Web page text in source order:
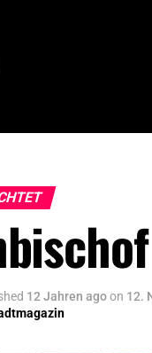
12 Jahren agoon 12.